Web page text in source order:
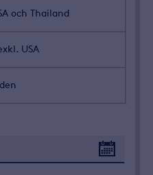
och Thailand
USA